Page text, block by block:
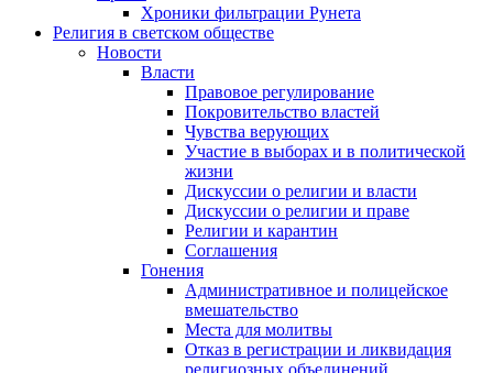
Хроники фильтрации Рунета
Религия в светском обществе
Новости
Власти
Правовое регулирование
Покровительство властей
Чувства верующих
Участие в выборах и в политической
жизни
Дискуссии о религии и власти
Дискуссии о религии и праве
Религии и карантин
Соглашения
Гонения
Административное и полицейское
вмешательство
Места для молитвы
Отказ в регистрации и ликвидация